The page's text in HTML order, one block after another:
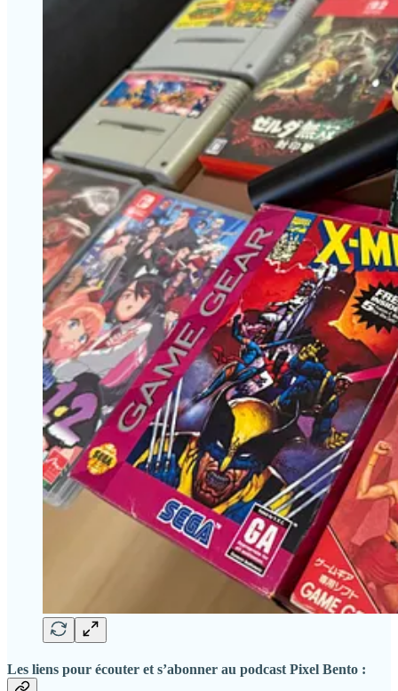
Les liens pour écouter et s’abonner au podcast Pixel Bento :